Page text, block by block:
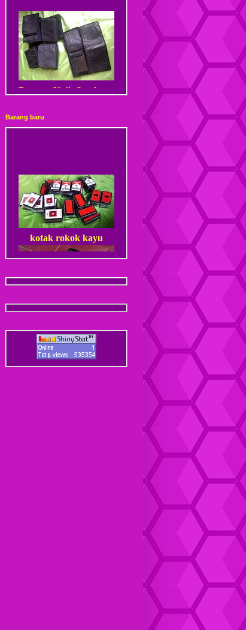
Dompet Kulit Sambung
Kancing
Dompet Kulit Pria Jantan
Barang baru
kotak rokok kayu
Coaster / Tatakan Gelas
Kulit